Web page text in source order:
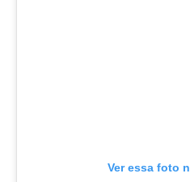
Ver essa foto